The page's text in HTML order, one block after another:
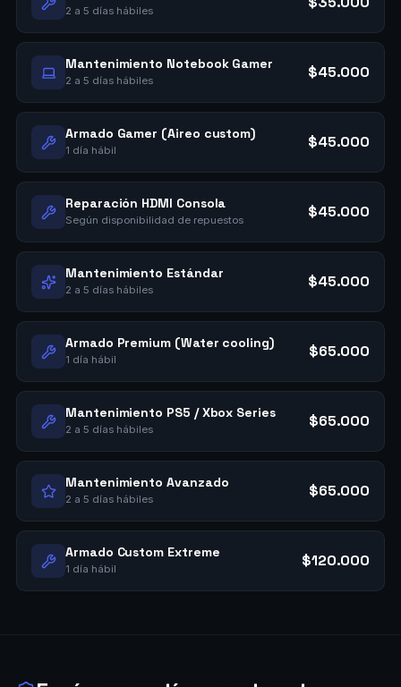
2 a 5 días hábiles
Mantenimiento Notebook Gamer
2 a 5 días hábiles $45.000
Armado Gamer (Aireo custom)
1 día hábil $45.000
Reparación HDMI Consola
Según disponibilidad de repuestos $45.000
Mantenimiento Estándar
2 a 5 días hábiles $45.000
Armado Premium (Water cooling)
1 día hábil $65.000
Mantenimiento PS5 / Xbox Series
2 a 5 días hábiles $65.000
Mantenimiento Avanzado
2 a 5 días hábiles $65.000
Armado Custom Extreme
1 día hábil $120.000